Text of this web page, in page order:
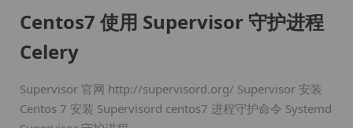
Centos7 使用 Supervisor 守护进程
Celery
Supervisor 官网 http://supervisord.org/ Supervisor 安装
Centos 7 安装 Supervisord centos7 进程守护命令 Systemd